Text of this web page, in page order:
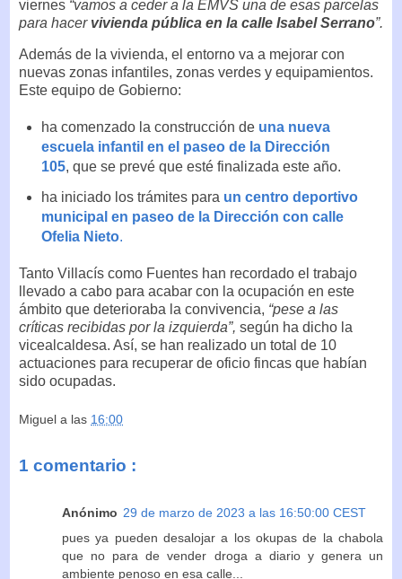
viernes “vamos a ceder a la EMVS una de esas parcelas
para hacer vivienda pública en la calle Isabel Serrano”.
Además de la vivienda, el entorno va a mejorar con
nuevas zonas infantiles, zonas verdes y equipamientos.
Este equipo de Gobierno:
ha comenzado la construcción deuna nueva
escuela infantil en el paseo de la Dirección
105, que se prevé que esté finalizada este año.
ha iniciado los trámites para un centro deportivo
municipal en paseo de la Dirección con calle
Ofelia Nieto.
Tanto Villacís como Fuentes han recordado el trabajo
llevado a cabo para acabar con la ocupación en este
ámbito que deterioraba la convivencia, “pese a las
críticas recibidas por la izquierda”, según ha dicho la
vicealcaldesa. Así, se han realizado un total de 10
actuaciones para recuperar de oficio fincas que habían
sido ocupadas.
Miguel a las 16:00
1 comentario :
Anónimo 29 de marzo de 2023 a las 16:50:00 CEST
pues ya pueden desalojar a los okupas de la chabola
que no para de vender droga a diario y genera un
ambiente penoso en esa calle...